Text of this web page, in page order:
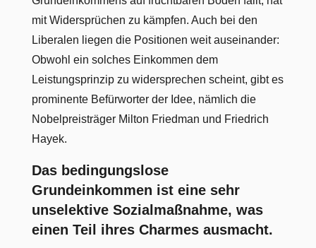
mit Widersprüchen zu kämpfen. Auch bei den
Liberalen liegen die Positionen weit auseinander:
Obwohl ein solches Einkommen dem
Leistungsprinzip zu widersprechen scheint, gibt es
prominente Befürworter der Idee, nämlich die
Nobelpreisträger Milton Friedman und Friedrich
Hayek.
Das bedingungslose
Grundeinkommen ist eine sehr
unselektive Sozialmaßnahme, was
einen Teil ihres Charmes ausmacht.